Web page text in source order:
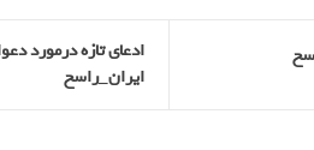
ادعای تازه درمورد
ایران_راسخ